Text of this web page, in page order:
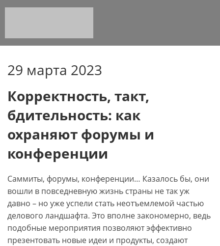
29 марта 2023
Корректность, такт,
бдительность: как
охраняют форумы и
конференции
Саммиты, форумы, конференции… Казалось бы, они
вошли в повседневную жизнь страны не так уж
давно – но уже успели стать неотъемлемой частью
делового ландшафта. Это вполне закономерно, ведь
подобные мероприятия позволяют эффективно
презентовать новые идеи и продукты, создают